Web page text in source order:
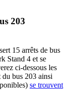
203
15 arrêts de bus
Stand 4 et se
ci-dessous les
bus 203 ainsi
se trouvent